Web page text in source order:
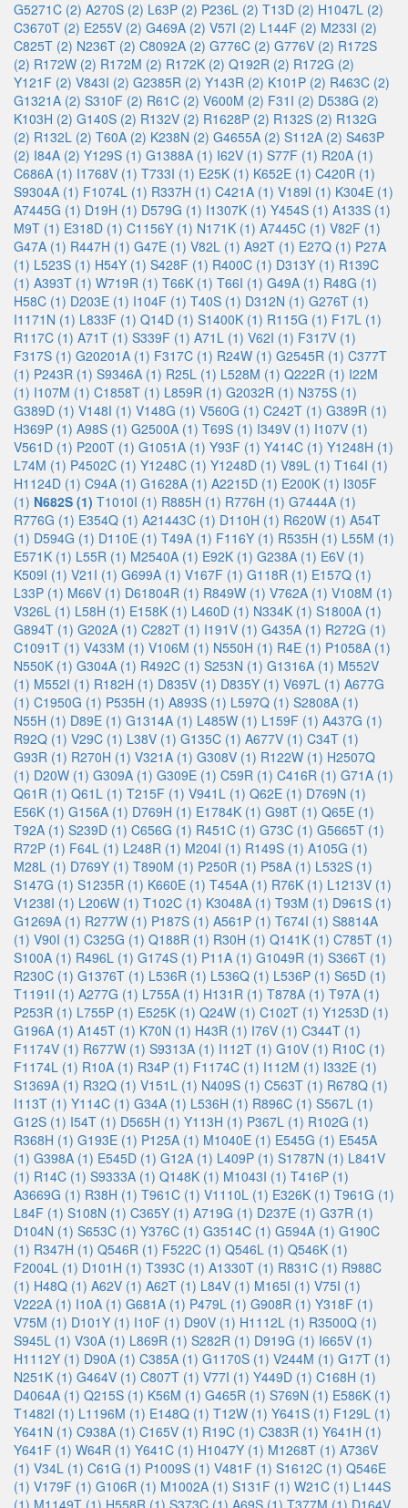
G5271C (2) A270S (2) L63P (2) P236L (2) T13D (2) H1047L (2)
C3670T (2) E255V (2) G469A (2) V57I (2) L144F (2) M233I (2)
C825T (2) N236T (2) C8092A (2) G776C (2) G776V (2) R172S
(2) R172W (2) R172M (2) R172K (2) Q192R (2) R172G (2)
Y121F (2) V843I (2) G2385R (2) Y143R (2) K101P (2) R463C (2)
G1321A (2) S310F (2) R61C (2) V600M (2) F31I (2) D538G (2)
K103H (2) G140S (2) R132V (2) R1628P (2) R132S (2) R132G
(2) R132L (2) T60A (2) K238N (2) G4655A (2) S112A (2) S463P
(2) I84A (2) Y129S (1) G1388A (1) I62V (1) S77F (1) R20A (1)
C686A (1) I1768V (1) T733I (1) E25K (1) K652E (1) C420R (1)
S9304A (1) F1074L (1) R337H (1) C421A (1) V189I (1) K304E (1)
A7445G (1) D19H (1) D579G (1) I1307K (1) Y454S (1) A133S (1)
M9T (1) E318D (1) C1156Y (1) N171K (1) A7445C (1) V82F (1)
G47A (1) R447H (1) G47E (1) V82L (1) A92T (1) E27Q (1) P27A
(1) L523S (1) H54Y (1) S428F (1) R400C (1) D313Y (1) R139C
(1) A393T (1) W719R (1) T66K (1) T66I (1) G49A (1) R48G (1)
H58C (1) D203E (1) I104F (1) T40S (1) D312N (1) G276T (1)
I1171N (1) L833F (1) Q14D (1) S1400K (1) R115G (1) F17L (1)
R117C (1) A71T (1) S339F (1) A71L (1) V62I (1) F317V (1)
F317S (1) G20201A (1) F317C (1) R24W (1) G2545R (1) C377T
(1) P243R (1) S9346A (1) R25L (1) L528M (1) Q222R (1) I22M
(1) I107M (1) C1858T (1) L859R (1) G2032R (1) N375S (1)
G389D (1) V148I (1) V148G (1) V560G (1) C242T (1) G389R (1)
H369P (1) A98S (1) G2500A (1) T69S (1) I349V (1) I107V (1)
V561D (1) P200T (1) G1051A (1) Y93F (1) Y414C (1) Y1248H (1)
L74M (1) P4502C (1) Y1248C (1) Y1248D (1) V89L (1) T164I (1)
H1124D (1) C94A (1) G1628A (1) A2215D (1) E200K (1) I305F
(1) N682S (1) T1010I (1) R885H (1) R776H (1) G7444A (1)
R776G (1) E354Q (1) A21443C (1) D110H (1) R620W (1) A54T
(1) D594G (1) D110E (1) T49A (1) F116Y (1) R535H (1) L55M (1)
E571K (1) L55R (1) M2540A (1) E92K (1) G238A (1) E6V (1)
K509I (1) V21I (1) G699A (1) V167F (1) G118R (1) E157Q (1)
L33P (1) M66V (1) D61804R (1) R849W (1) V762A (1) V108M (1)
V326L (1) L58H (1) E158K (1) L460D (1) N334K (1) S1800A (1)
G894T (1) G202A (1) C282T (1) I191V (1) G435A (1) R272G (1)
C1091T (1) V433M (1) V106M (1) N550H (1) R4E (1) P1058A (1)
N550K (1) G304A (1) R492C (1) S253N (1) G1316A (1) M552V
(1) M552I (1) R182H (1) D835V (1) D835Y (1) V697L (1) A677G
(1) C1950G (1) P535H (1) A893S (1) L597Q (1) S2808A (1)
N55H (1) D89E (1) G1314A (1) L485W (1) L159F (1) A437G (1)
R92Q (1) V29C (1) L38V (1) G135C (1) A677V (1) C34T (1)
G93R (1) R270H (1) V321A (1) G308V (1) R122W (1) H2507Q
(1) D20W (1) G309A (1) G309E (1) C59R (1) C416R (1) G71A (1)
Q61R (1) Q61L (1) T215F (1) V941L (1) Q62E (1) D769N (1)
E56K (1) G156A (1) D769H (1) E1784K (1) G98T (1) Q65E (1)
T92A (1) S239D (1) C656G (1) R451C (1) G73C (1) G5665T (1)
R72P (1) F64L (1) L248R (1) M204I (1) R149S (1) A105G (1)
M28L (1) D769Y (1) T890M (1) P250R (1) P58A (1) L532S (1)
S147G (1) S1235R (1) K660E (1) T454A (1) R76K (1) L1213V (1)
V1238I (1) L206W (1) T102C (1) K3048A (1) T93M (1) D961S (1)
G1269A (1) R277W (1) P187S (1) A561P (1) T674I (1) S8814A
(1) V90I (1) C325G (1) Q188R (1) R30H (1) Q141K (1) C785T (1)
S100A (1) R496L (1) G174S (1) P11A (1) G1049R (1) S366T (1)
R230C (1) G1376T (1) L536R (1) L536Q (1) L536P (1) S65D (1)
T1191I (1) A277G (1) L755A (1) H131R (1) T878A (1) T97A (1)
P253R (1) L755P (1) E525K (1) Q24W (1) C102T (1) Y1253D (1)
G196A (1) A145T (1) K70N (1) H43R (1) I76V (1) C344T (1)
F1174V (1) R677W (1) S9313A (1) I112T (1) G10V (1) R10C (1)
F1174L (1) R10A (1) R34P (1) F1174C (1) I112M (1) I332E (1)
S1369A (1) R32Q (1) V151L (1) N409S (1) C563T (1) R678Q (1)
I113T (1) Y114C (1) G34A (1) L536H (1) R896C (1) S567L (1)
G12S (1) I54T (1) D565H (1) Y113H (1) P367L (1) R102G (1)
R368H (1) G193E (1) P125A (1) M1040E (1) E545G (1) E545A
(1) G398A (1) E545D (1) G12A (1) L409P (1) S1787N (1) L841V
(1) R14C (1) S9333A (1) Q148K (1) M1043I (1) T416P (1)
A3669G (1) R38H (1) T961C (1) V1110L (1) E326K (1) T961G (1)
L84F (1) S108N (1) C365Y (1) A719G (1) D237E (1) G37R (1)
D104N (1) S653C (1) Y376C (1) G3514C (1) G594A (1) G190C
(1) R347H (1) Q546R (1) F522C (1) Q546L (1) Q546K (1)
F2004L (1) D101H (1) T393C (1) A1330T (1) R831C (1) R988C
(1) H48Q (1) A62V (1) A62T (1) L84V (1) M165I (1) V75I (1)
V222A (1) I10A (1) G681A (1) P479L (1) G908R (1) Y318F (1)
V75M (1) D101Y (1) I10F (1) D90V (1) H1112L (1) R3500Q (1)
S945L (1) V30A (1) L869R (1) S282R (1) D919G (1) I665V (1)
H1112Y (1) D90A (1) C385A (1) G1170S (1) V244M (1) G17T (1)
N251K (1) G464V (1) C807T (1) V77I (1) Y449D (1) C168H (1)
D4064A (1) Q215S (1) K56M (1) G465R (1) S769N (1) E586K (1)
T1482I (1) L1196M (1) E148Q (1) T12W (1) Y641S (1) F129L (1)
Y641N (1) C938A (1) C165V (1) R19C (1) C383R (1) Y641H (1)
Y641F (1) W64R (1) Y641C (1) H1047Y (1) M1268T (1) A736V
(1) V34L (1) C61G (1) P1009S (1) V481F (1) S1612C (1) Q546E
(1) V179F (1) G106R (1) M1002A (1) S131F (1) W21C (1) L144S
(1) M1149T (1) H558R (1) S373C (1) A69S (1) T377M (1) D164V